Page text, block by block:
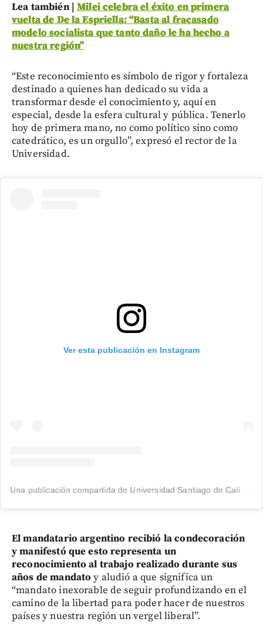
Lea también |Milei celebra el éxito en primera
vuelta de De la Espriella: “Basta al fracasado
modelo socialista que tanto daño le ha hecho a
nuestra región”
“Este reconocimiento es símbolo de rigor y fortaleza
destinado a quienes han dedicado su vida a
transformar desde el conocimiento y, aquí en
especial, desde la esfera cultural y pública. Tenerlo
hoy de primera mano, no como político sino como
catedrático, es un orgullo”, expresó el rector de la
Universidad.
Ver esta publicación en Instagram
El mandatario argentino recibió la condecoración
y manifestó que esto representa un
reconocimiento al trabajo realizado durante sus
años de mandato y aludió a que significa un
“mandato inexorable de seguir profundizando en el
camino de la libertad para poder hacer de nuestros
países y nuestra región un vergel liberal”.